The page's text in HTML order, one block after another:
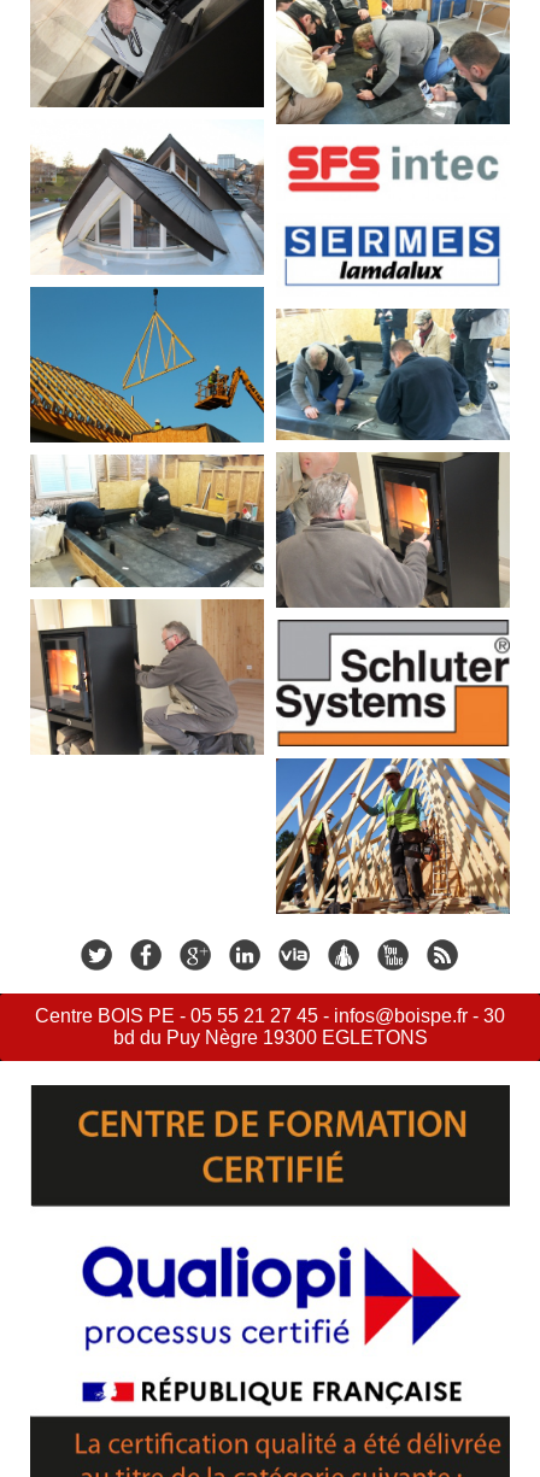
Centre BOIS PE - 05 55 21 27 45 - infos@boispe.fr - 30
bd du Puy Nègre 19300 EGLETONS